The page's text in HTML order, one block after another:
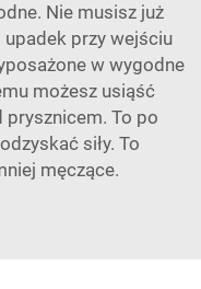
Nie musisz już
przy wejściu
w wygodne
możesz usiąść
To po
siły. To
męczące.